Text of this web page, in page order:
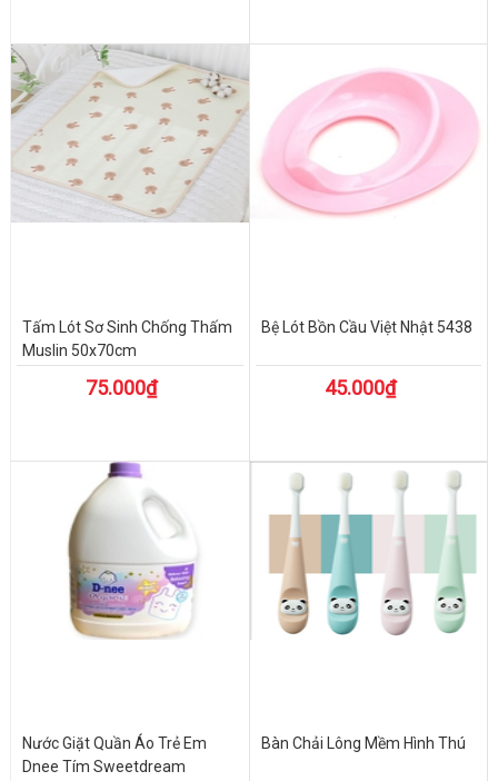
Tấm Lót Sơ Sinh Chống Thấm
Muslin 50x70cm
75.000₫
Bệ Lót Bồn Cầu Việt Nhật 5438
45.000₫
Nước Giặt Quần Áo Trẻ Em
Dnee Tím Sweetdream
Bàn Chải Lông Mềm Hình Thú